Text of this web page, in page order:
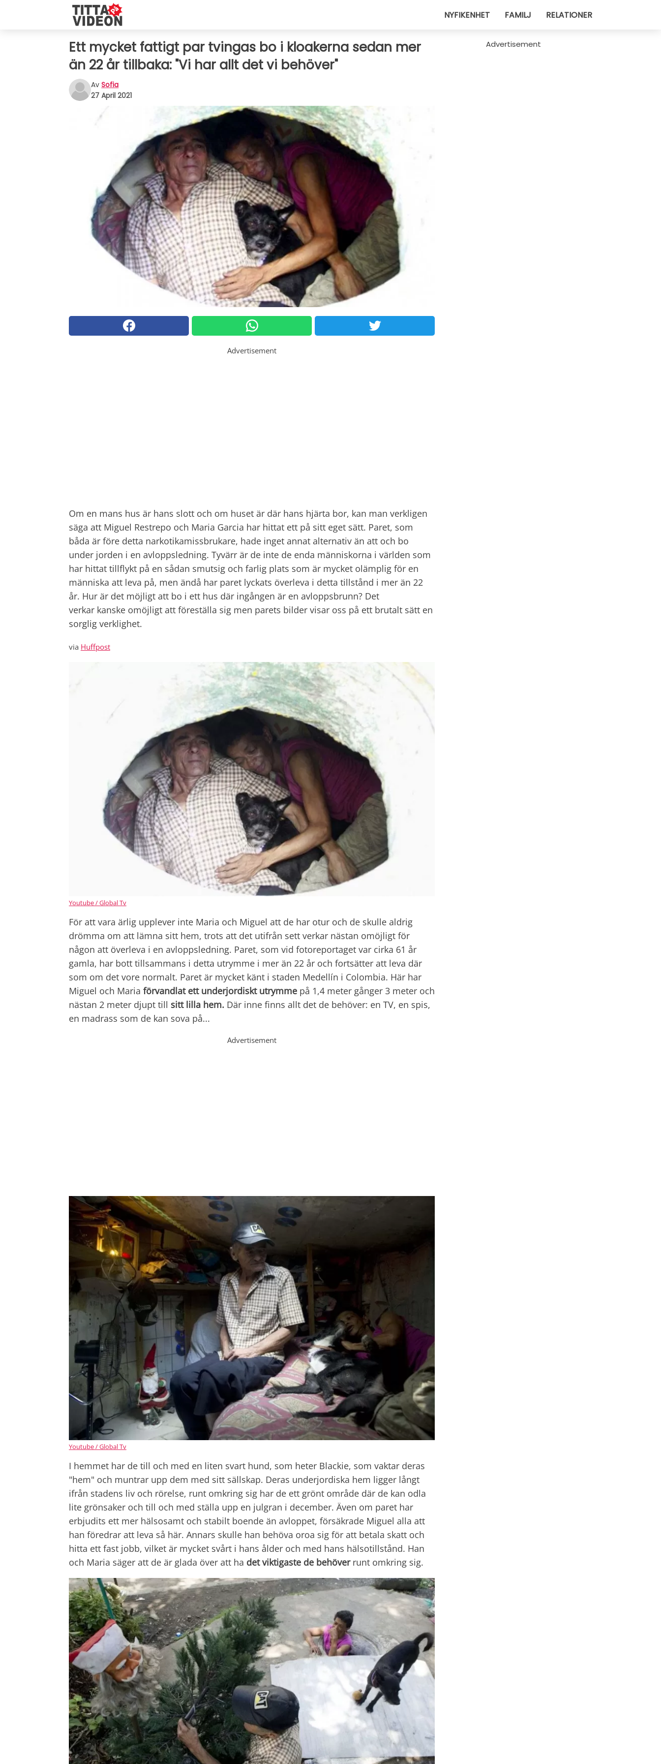
NYFIKENHET FAMILJ RELATIONER
Ett mycket fattigt par tvingas bo i kloakerna sedan mer
än 22 år tillbaka: "Vi har allt det vi behöver"
Av Sofia
27 April 2021
Advertisement
Om en mans hus är hans slott och om huset är där hans hjärta bor, kan man verkligen
säga att Miguel Restrepo och Maria Garcia har hittat ett på sitt eget sätt. Paret, som
båda är före detta narkotikamissbrukare, hade inget annat alternativ än att och bo
under jorden i en avloppsledning. Tyvärr är de inte de enda människorna i världen som
har hittat tillflykt på en sådan smutsig och farlig plats som är mycket olämplig för en
människa att leva på, men ändå har paret lyckats överleva i detta tillstånd i mer än 22
år. Hur är det möjligt att bo i ett hus där ingången är en avloppsbrunn? Det
verkar kanske omöjligt att föreställa sig men parets bilder visar oss på ett brutalt sätt en
sorglig verklighet.
via Huffpost
Youtube / Global Tv
För att vara ärlig upplever inte Maria och Miguel att de har otur och de skulle aldrig
drömma om att lämna sitt hem, trots att det utifrån sett verkar nästan omöjligt för
någon att överleva i en avloppsledning. Paret, som vid fotoreportaget var cirka 61 år
gamla, har bott tillsammans i detta utrymme i mer än 22 år och fortsätter att leva där
som om det vore normalt. Paret är mycket känt i staden Medellín i Colombia. Här har
Miguel och Maria förvandlat ett underjordiskt utrymme på 1,4 meter gånger 3 meter och
nästan 2 meter djupt till sitt lilla hem. Där inne finns allt det de behöver: en TV, en spis,
en madrass som de kan sova på...
Advertisement
Youtube / Global Tv
I hemmet har de till och med en liten svart hund, som heter Blackie, som vaktar deras
"hem" och muntrar upp dem med sitt sällskap. Deras underjordiska hem ligger långt
ifrån stadens liv och rörelse, runt omkring sig har de ett grönt område där de kan odla
lite grönsaker och till och med ställa upp en julgran i december. Även om paret har
erbjudits ett mer hälsosamt och stabilt boende än avloppet, försäkrade Miguel alla att
han föredrar att leva så här. Annars skulle han behöva oroa sig för att betala skatt och
hitta ett fast jobb, vilket är mycket svårt i hans ålder och med hans hälsotillstånd. Han
och Maria säger att de är glada över att ha det viktigaste de behöverrunt omkring sig.
Advertisement